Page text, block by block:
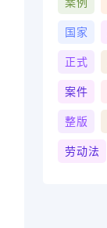
国家
正式
案件
整版
劳动法